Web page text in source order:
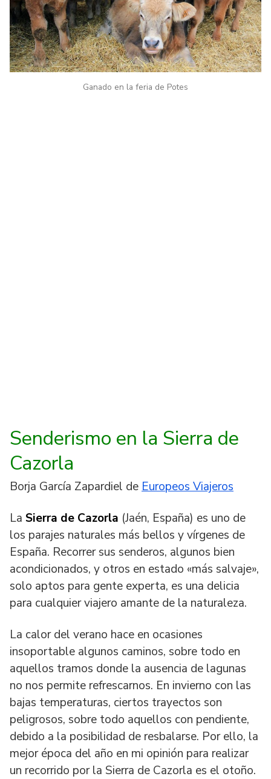
Ganado en la feria de Potes
Senderismo en la Sierra de
Cazorla
Borja García Zapardiel de Europeos Viajeros
La Sierra de Cazorla (Jaén, España) es uno de
los parajes naturales más bellos y vírgenes de
España. Recorrer sus senderos, algunos bien
acondicionados, y otros en estado «más salvaje»,
solo aptos para gente experta, es una delicia
para cualquier viajero amante de la naturaleza.
La calor del verano hace en ocasiones
insoportable algunos caminos, sobre todo en
aquellos tramos donde la ausencia de lagunas
no nos permite refrescarnos. En invierno con las
bajas temperaturas, ciertos trayectos son
peligrosos, sobre todo aquellos con pendiente,
debido a la posibilidad de resbalarse. Por ello, la
mejor época del año en mi opinión para realizar
un recorrido por la Sierra de Cazorla es el otoño.